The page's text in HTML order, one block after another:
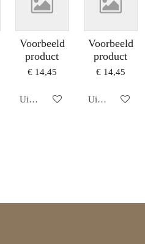
Voorbeeld
product
€ 14,45
Uitgeschakeld
Voorbeeld
product
€ 14,45
Uitgeschakeld